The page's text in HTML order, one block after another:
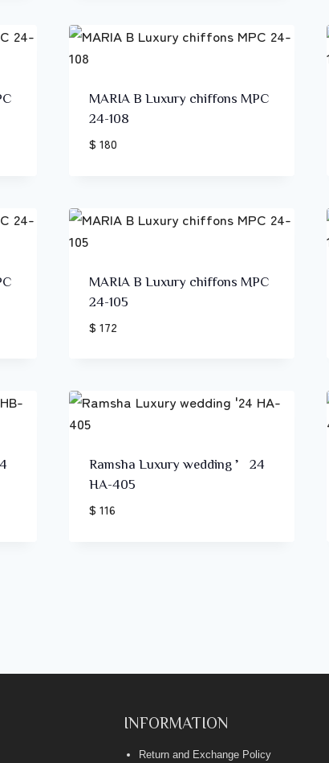
MARIA B Luxury chiffons MPC
24-108
$ 180
MARIA B Luxury chiffons MPC
24-105
$ 172
Ramsha Luxury wedding ’24
HA-405
$ 116
INFORMATION
Return and Exchange Policy